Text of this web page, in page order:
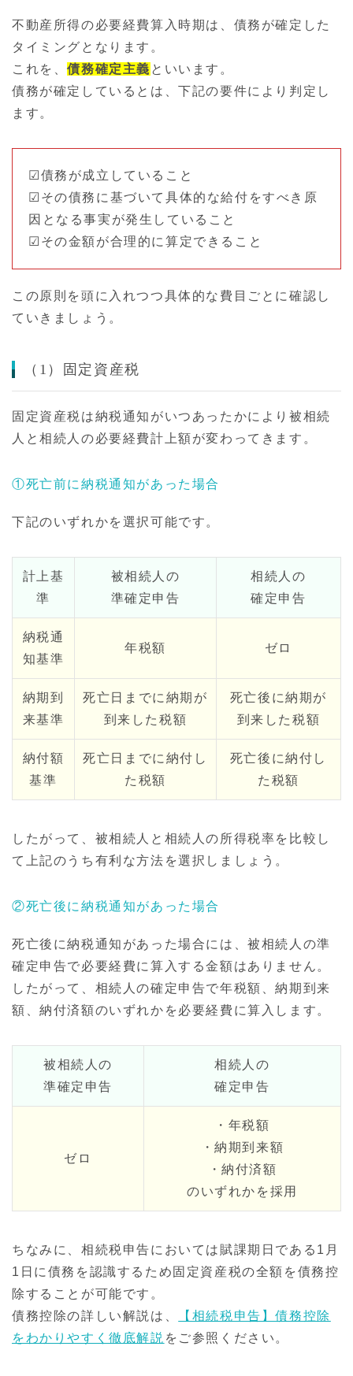
不動産所得の必要経費算入時期は、債務が確定した
タイミングとなります。
これを、債務確定主義 といいます。
債務が確定しているとは、下記の要件により判定し
ます。
☑債務が成立していること
☑その債務に基づいて具体的な給付をすべき原
因となる事実が発生していること
☑その金額が合理的に算定できること
この原則を頭に入れつつ具体的な費目ごとに確認し
ていきましょう。
（1）固定資産税
固定資産税は納税通知がいつあったかにより被相続
人と相続人の必要経費計上額が変わってきます。
①死亡前に納税通知があった場合
下記のいずれかを選択可能です。
計上基
準
被相続人の
準確定申告
相続人の
確定申告
納税通
知基準
年税額 ゼロ
納期到
来基準
死亡日までに納期が
到来した税額
死亡後に納期が
到来した税額
納付額
基準
死亡日までに納付し
た税額
死亡後に納付し
た税額
したがって、被相続人と相続人の所得税率を比較し
て上記のうち有利な方法を選択しましょう。
②死亡後に納税通知があった場合
死亡後に納税通知があった場合には、被相続人の準
確定申告で必要経費に算入する金額はありません。
したがって、相続人の確定申告で年税額、納期到来
額、納付済額のいずれかを必要経費に算入します。
被相続人の
準確定申告
相続人の
確定申告
ゼロ
・年税額
・納期到来額
・納付済額
のいずれかを採用
ちなみに、相続税申告においては賦課期日である1月
1日に債務を認識するため固定資産税の全額を債務控
除することが可能です。
債務控除の詳しい解説は、
【相続税申告】債務控除
をわかりやすく徹底解説 をご参照ください。